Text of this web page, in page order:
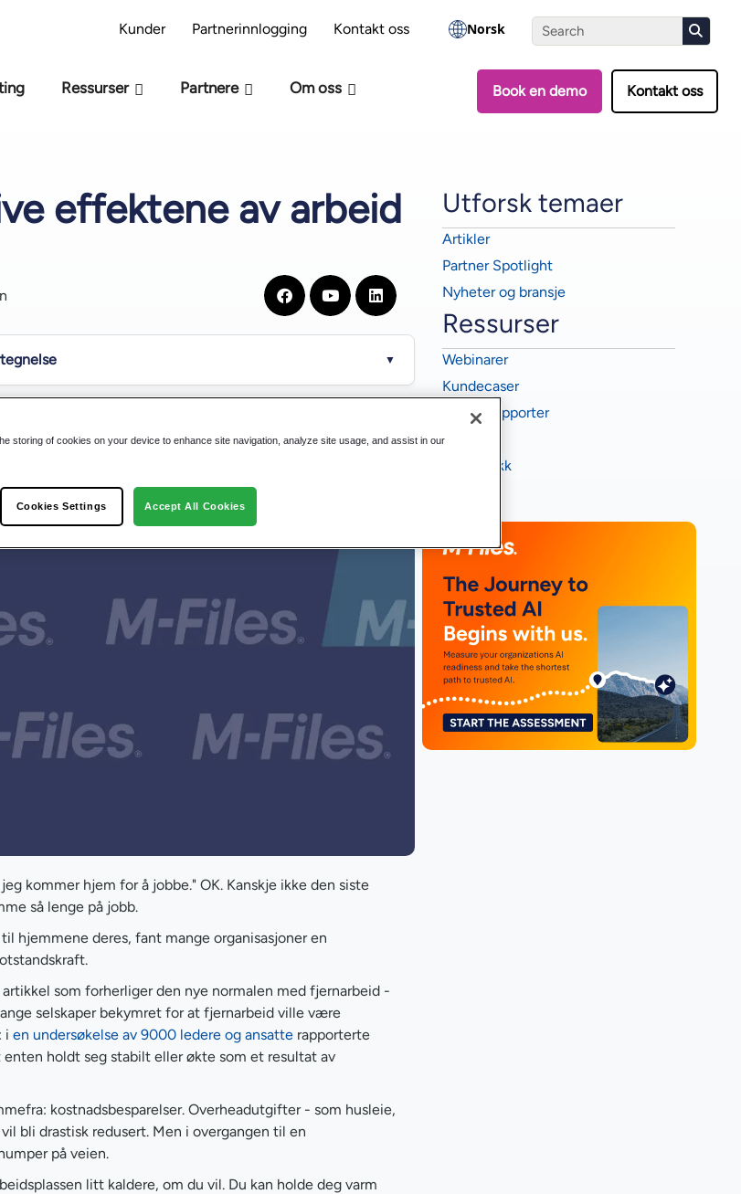
Kunder Partnerinnlogging Kontakt oss Norsk
Ressurser Partnere Om oss Book en demo Kontakt oss
effektene av arbeid
▼
kommer hjem for å jobbe." OK. Kanskje ikke den siste
så lenge på jobb.
hjemmene deres, fant mange organisasjoner en
som forherliger den nye normalen med fjernarbeid -
selskaper bekymret for at fjernarbeid ville være
i en undersøkelse av 9000 ledere og ansatte rapporterte
holdt seg stabilt eller økte som et resultat av
kostnadsbesparelser. Overheadutgifter - som husleie,
bli drastisk redusert. Men i overgangen til en
på veien.
litt kaldere, om du vil. Du kan holde deg varm
Utforsk temaer
Artikler
Partner Spotlight
Nyheter og bransje
Ressurser
Webinarer
Kundecaser
Bransjerapporter
E-bøker
Infografikk
– Er du klar for AI? Ta AI-vurderingen
storing of cookies on your device to enhance site navigation, analyze site usage, and assist in our
Cookies Settings Accept All Cookies